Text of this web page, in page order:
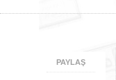
PAYLAŞ